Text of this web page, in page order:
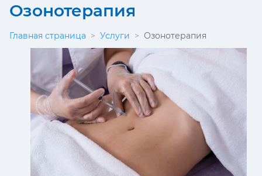
Озонотерапия
Главная страница > Услуги > Озонотерапия